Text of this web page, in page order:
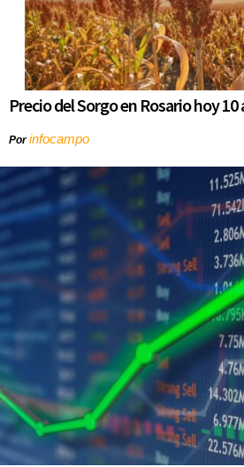
Precio del Sorgo en Rosario hoy
Porinfocampo